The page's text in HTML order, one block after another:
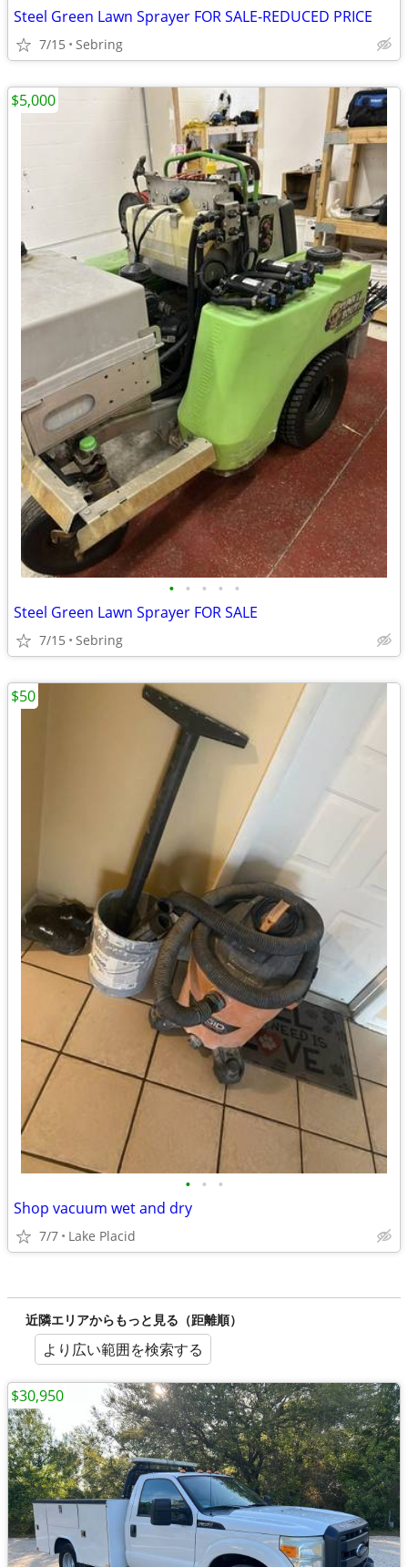
Steel Green Lawn Sprayer FOR SALE-REDUCED PRICE
7/15 Sebring
• • • • •
Steel Green Lawn Sprayer FOR SALE
7/15 Sebring
$5,000
• • •
Shop vacuum wet and dry
7/7 Lake Placid
$50
近隣エリアからもっと見る（距離順）
より広い範囲を検索する
$30,950